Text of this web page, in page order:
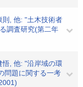
則, 他: "土木技術者
調査研究(第二年
, 他: "沿岸域の環
問題に関する一考